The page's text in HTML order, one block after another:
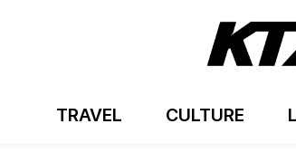
TRAVEL CULTURE